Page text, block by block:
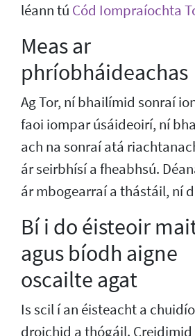
léann tú Cód Iompraíochta
Meas ar
phríobháideachas
Ag Tor, ní bhailímid sonraí
faoi iompar úsáideoirí, ní
ach na sonraí atá
ár seirbhísí a fheabhsú.
ár mbogearraí a thástáil, ní
Bí i do éisteoir
agus bíodh aigne
oscailte agat
Is scil í an éisteacht a
droichid a thógáil. Creidimid